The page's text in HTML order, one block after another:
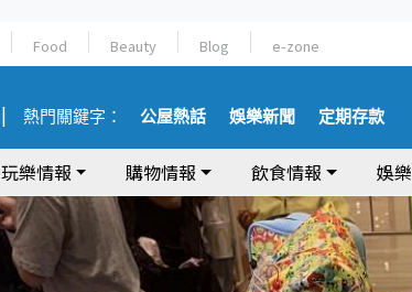
Food Beauty Blog e-zone
熱門關鍵字： 公屋熱話 娛樂新聞 定期存款
玩樂情報 購物情報 飲食情報 娛樂